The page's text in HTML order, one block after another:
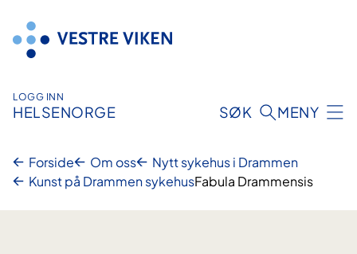
innhold
LOGG INN
HELSENORGE SØK MENY
Forside Om oss
Nytt sykehus i Drammen
Kunst på Drammen sykehusFabula Drammensis